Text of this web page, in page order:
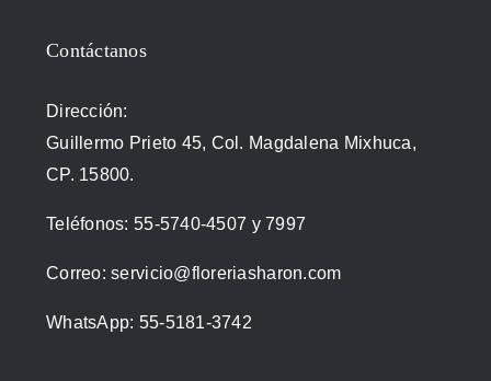
Contáctanos
Dirección:
Guillermo Prieto 45, Col. Magdalena Mixhuca,
CP. 15800.
Teléfonos: 55-5740-4507 y7997
Correo:servicio@floreriasharon.com
WhatsApp: 55-5181-3742